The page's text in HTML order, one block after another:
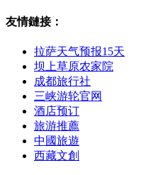
友情鏈接：
拉萨天气预报15天
坝上草原农家院
成都旅行社
三峡游轮官网
酒店预订
旅游推薦
中國旅遊
西藏文創